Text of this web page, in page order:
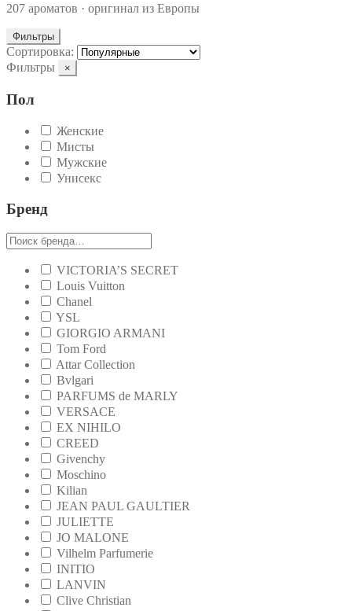
207 ароматов · оригинал из Европы
Фильтры
Сортировка:
Фильтры
×
Пол
Женские
Мисты
Мужские
Унисекс
Бренд
VICTORIA’S SECRET
Louis Vuitton
Chanel
YSL
GIORGIO ARMANI
Tom Ford
Attar Collection
Bvlgari
PARFUMS de MARLY
VERSACE
EX NIHILO
CREED
Givenchy
Moschino
Kilian
JEAN PAUL GAULTIER
JULIETTE
JO MALONE
Vilhelm Parfumerie
INITIO
LANVIN
Clive Christian